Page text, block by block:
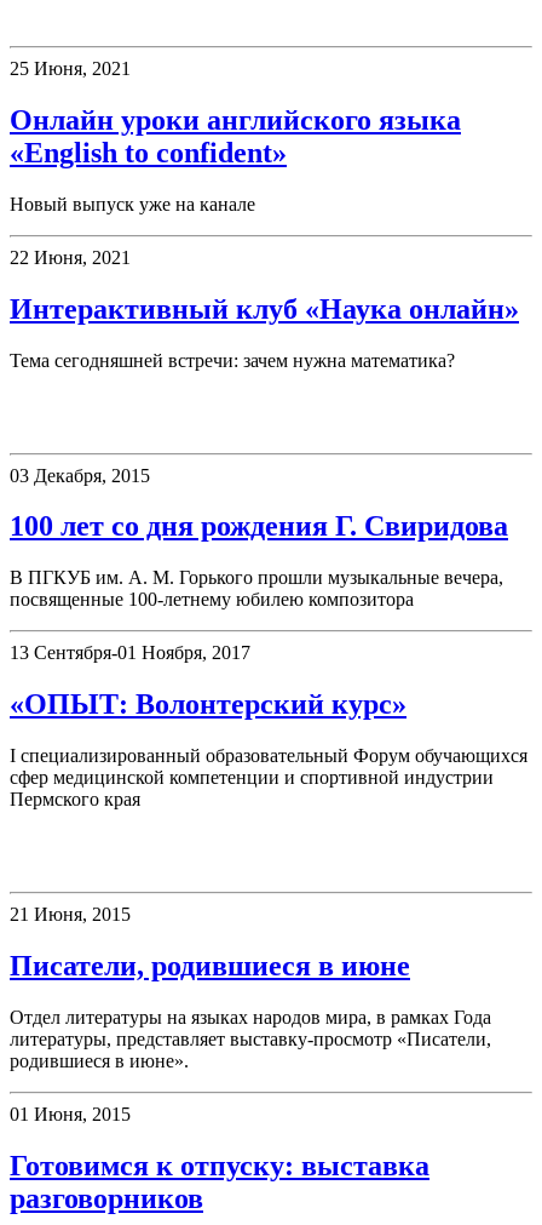
25 Июня, 2021
Онлайн уроки английского языка
«English to confident»
Новый выпуск уже на канале
22 Июня, 2021
Интерактивный клуб «Наука онлайн»
Тема сегодняшней встречи: зачем нужна математика?
03 Декабря, 2015
100 лет со дня рождения Г. Свиридова
В ПГКУБ им. А. М. Горького прошли музыкальные вечера,
посвященные 100-летнему юбилею композитора
13 Сентября-01 Ноября, 2017
«ОПЫТ: Волонтерский курс»
I специализированный образовательный Форум обучающихся
сфер медицинской компетенции и спортивной индустрии
Пермского края
21 Июня, 2015
Писатели, родившиеся в июне
Отдел литературы на языках народов мира, в рамках Года
литературы, представляет выставку-просмотр «Писатели,
родившиеся в июне».
01 Июня, 2015
Готовимся к отпуску: выставка
разговорников